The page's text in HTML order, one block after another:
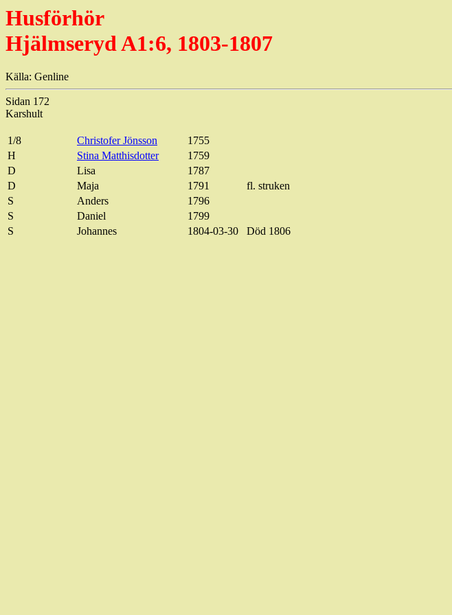
Husförhör
Hjälmseryd A1:6, 1803-1807
Källa: Genline
Sidan 172
Karshult
1/8 Christofer Jönsson
1755
H
Stina Matthisdotter
1759
D
Lisa
1787
D
Maja 1791
fl. struken
S
Anders
1796
S
Daniel
1799
S
Johannes 1804-03-30 Död 1806